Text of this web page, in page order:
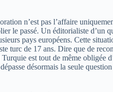
n’est pas l’affaire
le passé. Un éditorialiste d’un
pays européens. Cette
turc de 17 ans. Dire que de
est tout de même obligée
désormais la seule